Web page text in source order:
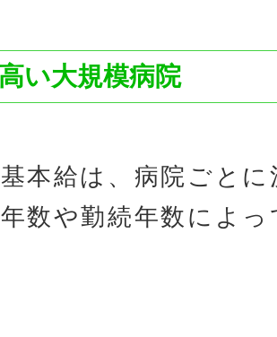
い大規模病院
本給は、病院ごと
数や勤続年数によ